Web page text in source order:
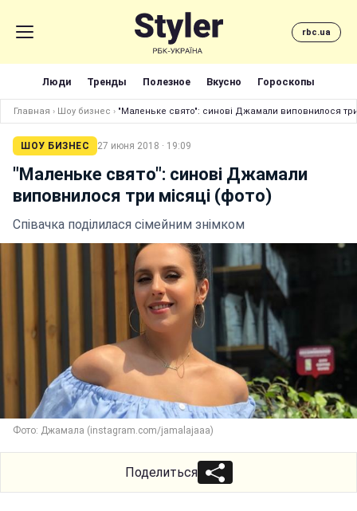
rbc.ua
Люди Тренды Полезное Вкусно Гороскопы
Главная › Шоу бизнес › "Маленьке свято": синові Джамали виповнилося
ШОУ БИЗНЕС 27 июня 2018 · 19:09
"Маленьке свято": синові Джамали
виповнилося три місяці (фото)
Співачка поділилася сімейним знімком
Фото: Джамала (instagram.com/jamalajaaa)
Поделиться